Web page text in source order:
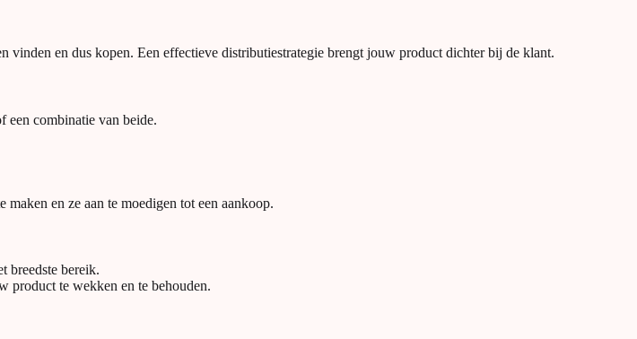
en dus kopen. Een effectieve distributiestrategie brengt jouw product dichter bij de klant.
een combinatie van beide.
en ze aan te moedigen tot een aankoop.
breedste bereik.
product te wekken en te behouden.